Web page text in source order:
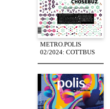
METRO.POLIS
02/2024: COTTBUS